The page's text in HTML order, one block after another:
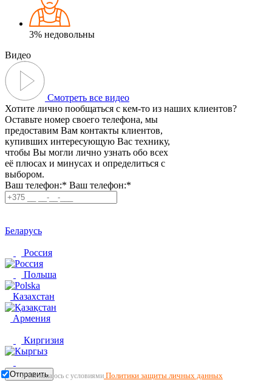
3% недовольны
Видео
Смотреть все видео
Хотите лично пообщаться с кем-то из наших клиентов?
Оставьте номер своего телефона, мы
предоставим Вам контакты клиентов,
купивших интересующую Вас технику,
чтобы Вы могли лично узнать обо всех
её плюсах и минусах и определиться с
выбором.
Ваш телефон:* Ваш телефон:*
Беларусь
Россия
Польша
Казахстан
Армения
Киргизия
Отправить
Я соглашаюсь с условиями Политики защиты личных данных